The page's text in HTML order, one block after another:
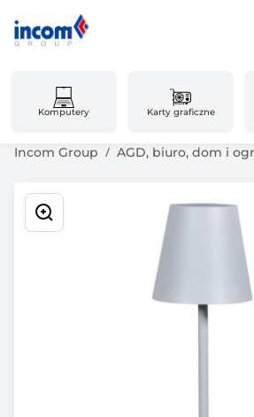
Komputery Karty graficzne
Incom Group AGD, biuro, dom i